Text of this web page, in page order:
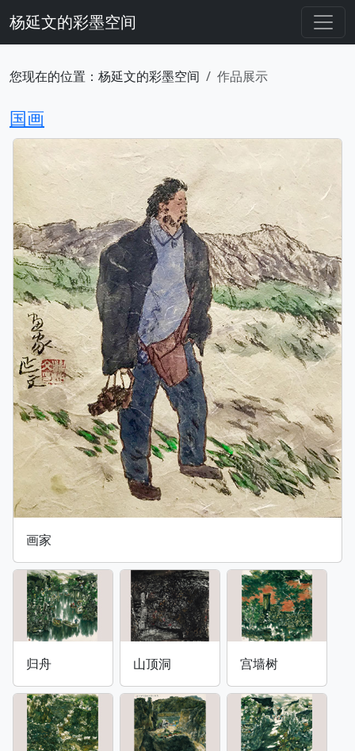
杨延文的彩墨空间
您现在的位置：杨延文的彩墨空间 作品展示
国画
画家
归舟 山顶洞 宫墙树